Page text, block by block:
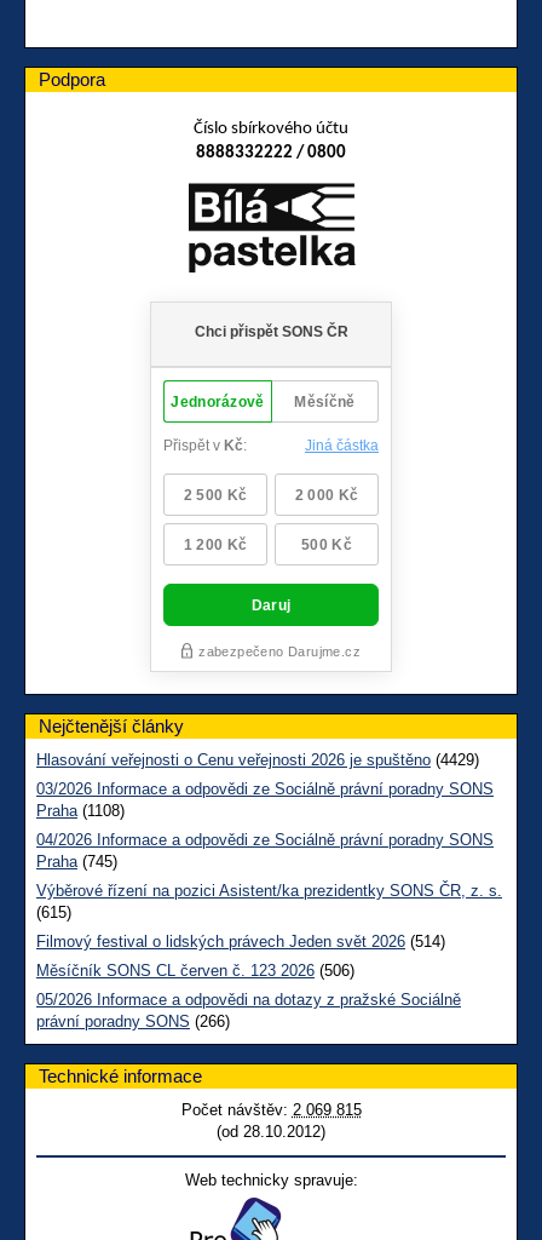
Podpora
Číslo sbírkového účtu
8888332222 / 0800
Nejčtenější články
Hlasování veřejnosti o Cenu veřejnosti 2026 je spuštěno (4429)
03/2026 Informace a odpovědi ze Sociálně právní poradny SONS
Praha(1108)
04/2026 Informace a odpovědi ze Sociálně právní poradny SONS
Praha(745)
Výběrové řízení na pozici Asistent/ka prezidentky SONS ČR, z. s.
(615)
Filmový festival o lidských právech Jeden svět 2026 (514)
Měsíčník SONS CL červen č. 123 2026 (506)
05/2026 Informace a odpovědi na dotazy z pražské Sociálně
právní poradny SONS (266)
Technické informace
Počet návštěv: 2 069 815
(od 28.10.2012)
Web technicky spravuje: